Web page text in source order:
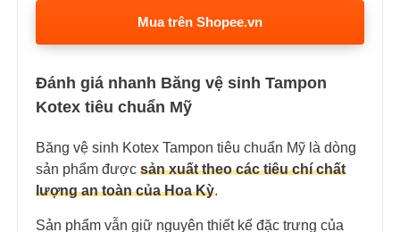
Mua trên Shopee.vn
Đánh giá nhanh Băng vệ sinh Tampon
Kotex tiêu chuẩn Mỹ
Băng vệ sinh Kotex Tampon tiêu chuẩn Mỹ là dòng
sản phẩm được sản xuất theo các tiêu chí chất
lượng an toàn của Hoa Kỳ.
Sản phẩm vẫn giữ nguyên thiết kế đặc trưng của